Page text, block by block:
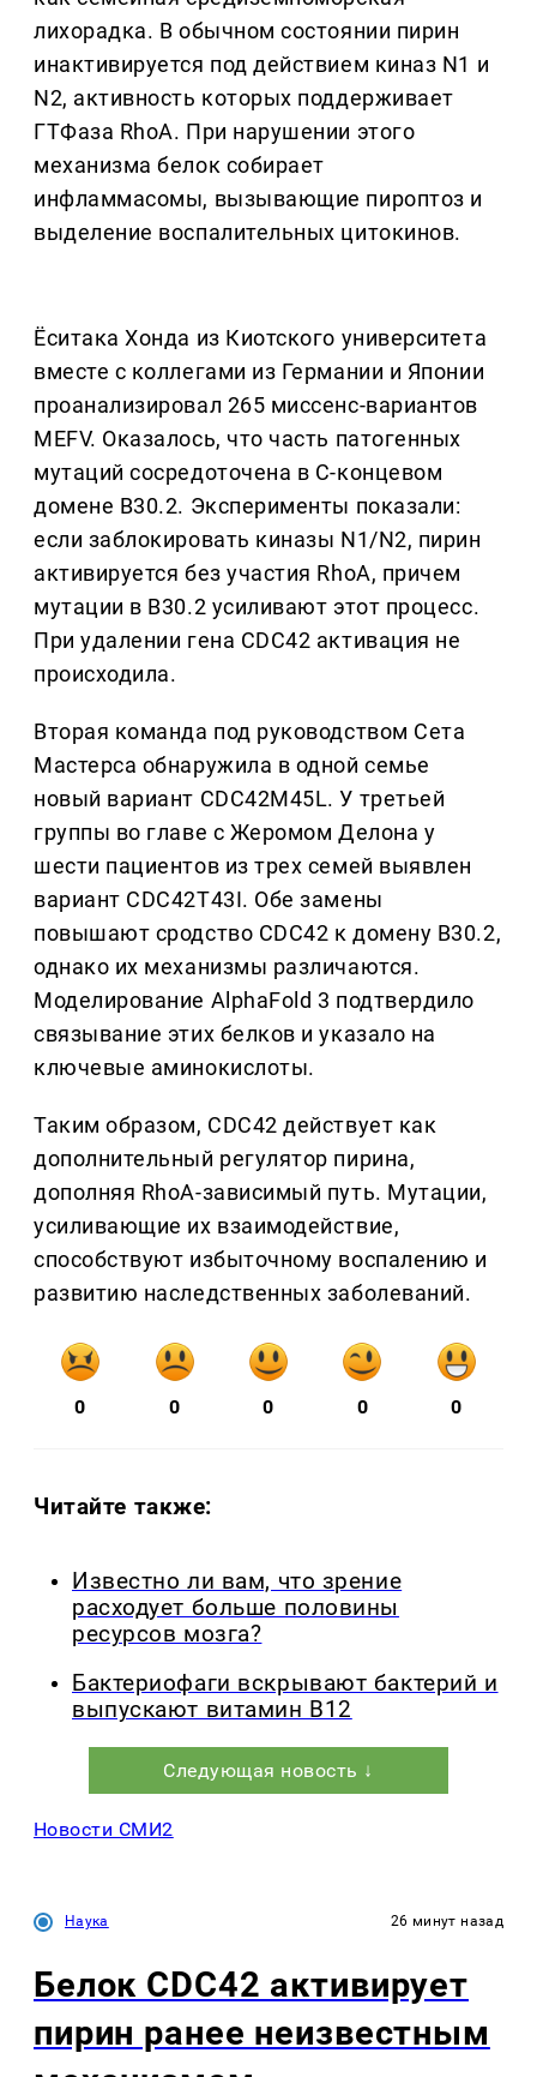
лихорадка. В обычном состоянии пирин
инактивируется под действием киназ N1 и
N2, активность которых поддерживает
ГТФаза RhoA. При нарушении этого
механизма белок собирает
инфламмасомы, вызывающие пироптоз и
выделение воспалительных цитокинов.
Ёситака Хонда из Киотского университета
вместе с коллегами из Германии и Японии
проанализировал 265 миссенс-вариантов
MEFV. Оказалось, что часть патогенных
мутаций сосредоточена в С-концевом
домене B30.2. Эксперименты показали:
если заблокировать киназы N1/N2, пирин
активируется без участия RhoA, причем
мутации в B30.2 усиливают этот процесс.
При удалении гена CDC42 активация не
происходила.
Вторая команда под руководством Сета
Мастерса обнаружила в одной семье
новый вариант CDC42M45L. У третьей
группы во главе с Жеромом Делона у
шести пациентов из трех семей выявлен
вариант CDC42T43I. Обе замены
повышают сродство CDC42 к домену B30.2,
однако их механизмы различаются.
Моделирование AlphaFold 3 подтвердило
связывание этих белков и указало на
ключевые аминокислоты.
Таким образом, CDC42 действует как
дополнительный регулятор пирина,
дополняя RhoA-зависимый путь. Мутации,
усиливающие их взаимодействие,
способствуют избыточному воспалению и
развитию наследственных заболеваний.
0 0 0 0 0
Читайте также:
Известно ли вам, что зрение
расходует больше половины
ресурсов мозга?
Бактериофаги вскрывают бактерий и
выпускают витамин B12
Следующая новость ↓
Новости СМИ2
Наука 26 минут назад
Белок CDC42 активирует
пирин ранее неизвестным